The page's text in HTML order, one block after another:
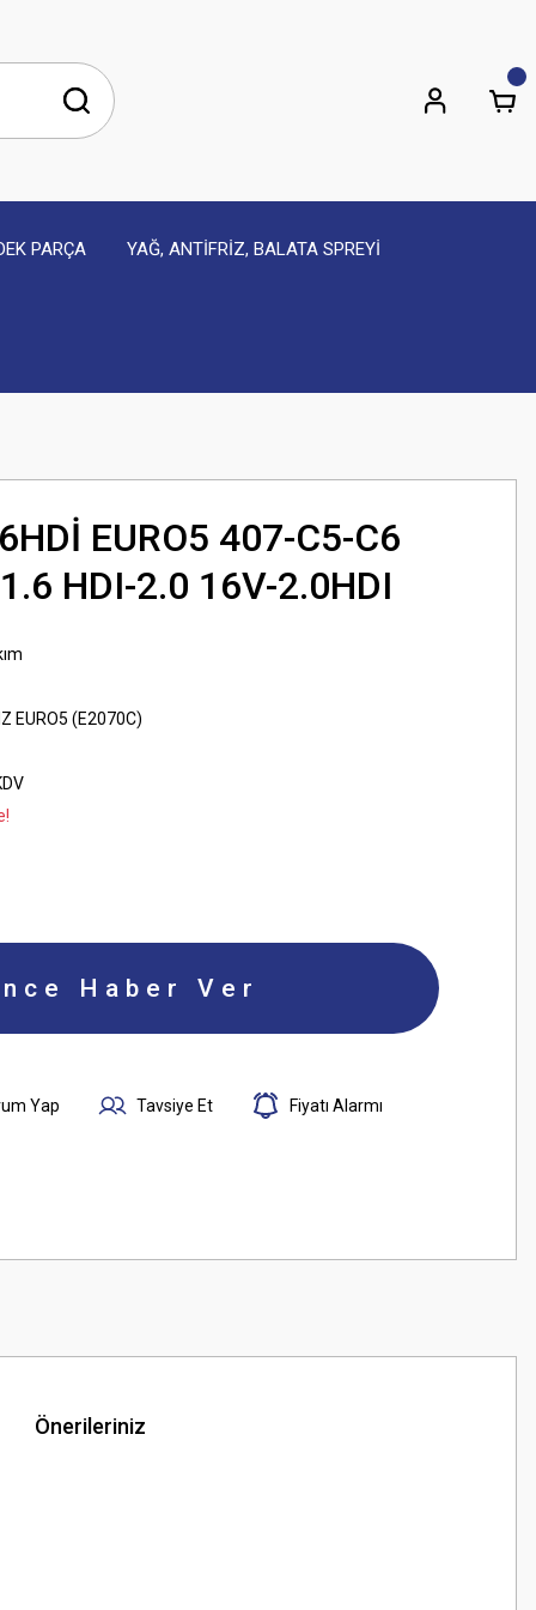
PARÇA YAĞ, ANTİFRİZ, BALATA SPREYİ
EURO5 407-C5-C6
HDI-2.0 16V-2.0HDI
EURO5 (E2070C)
Haber Ver
Yap Tavsiye Et Fiyatı Alarmı
Önerileriniz